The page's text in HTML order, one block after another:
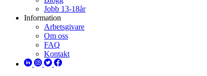
Jobb 13-18år
Information
Arbetsgivare
Om oss
FAQ
Kontakt